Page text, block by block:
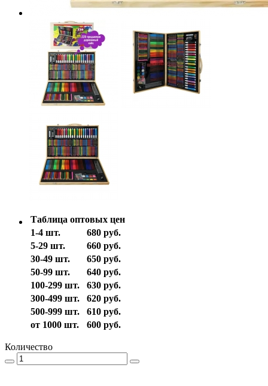
Таблица оптовых цен
1-4 шт.
680 руб.
5-29 шт.
660 руб.
30-49 шт.
650 руб.
50-99 шт.
640 руб.
100-299 шт.
630 руб.
300-499 шт.
620 руб.
500-999 шт.
610 руб.
от 1000 шт.
600 руб.
Количество